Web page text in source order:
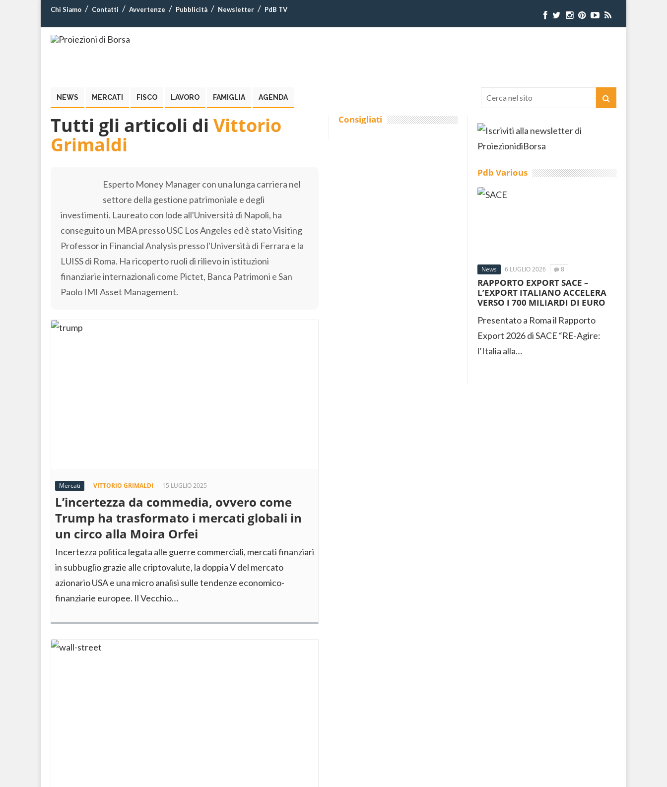
Chi Siamo Contatti Avvertenze Pubblicità Newsletter PdB TV
NEWS MERCATI FISCO LAVORO FAMIGLIA AGENDA
Tutti gli articoli di Vittorio
Grimaldi
Esperto Money Manager con una lunga carriera nel
settore della gestione patrimoniale e degli
investimenti. Laureato con lode all'Università di Napoli, ha
conseguito un MBA presso USC Los Angeles ed è stato Visiting
Professor in Financial Analysis presso l'Università di Ferrara e la
LUISS di Roma. Ha ricoperto ruoli di rilievo in istituzioni
finanziarie internazionali come Pictet, Banca Patrimoni e San
Paolo IMI Asset Management.
Mercati VITTORIO GRIMALDI - 15 LUGLIO 2025
L’incertezza da commedia, ovvero come
Trump ha trasformato i mercati globali in
un circo alla Moira Orfei
Incertezza politica legata alle guerre commerciali, mercati finanziari
in subbuglio grazie alle criptovalute, la doppia V del mercato
azionario USA e una micro analisi sulle tendenze economico-
finanziarie europee. Il Vecchio…
Consigliati
Pdb Various
News 6 LUGLIO 2026 8
RAPPORTO EXPORT SACE –
L’EXPORT ITALIANO ACCELERA
VERSO I 700 MILIARDI DI EURO
Presentato a Roma il Rapporto
Export 2026 di SACE “RE-Agire:
l’Italia alla…